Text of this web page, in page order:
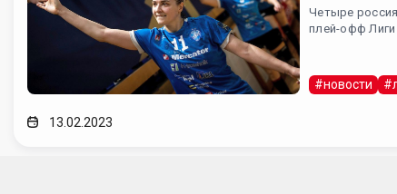
Четыре
плей-офф
#новости
13.02.2023